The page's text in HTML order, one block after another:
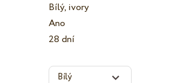
Bílý, ivory
Ano
28 dní